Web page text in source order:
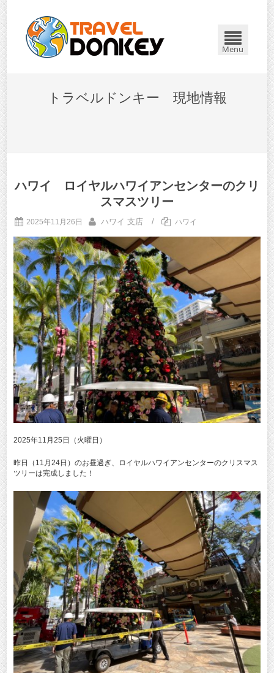
Menu
トラベルドンキー 現地情報
ハワイ ロイヤルハワイアンセンターのクリ
スマスツリー
2025年11月26日 ハワイ 支店 / ハワイ
2025年11月25日（火曜日）
昨日（11月24日）のお昼過ぎ、ロイヤルハワイアンセンターのクリスマス
ツリーは完成しました！